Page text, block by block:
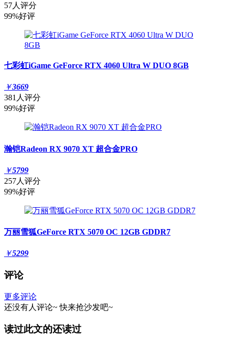
57人评分
99%好评
七彩虹iGame GeForce RTX 4060 Ultra W DUO 8GB
￥3669
381人评分
99%好评
瀚铠Radeon RX 9070 XT 超合金PRO
￥5799
257人评分
99%好评
万丽雪狐GeForce RTX 5070 OC 12GB GDDR7
￥5299
评论
更多评论
还没有人评论~ 快来抢沙发吧~
读过此文的还读过